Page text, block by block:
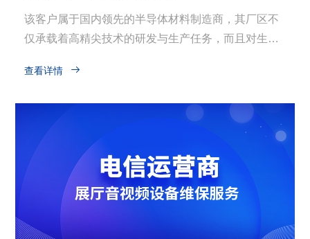
该客户属于国内领先的半导体材料制造商，其厂区不
仅承载着高精尖技术的研发与生产任务，而且对生产
直接关系到产品质量与生产效率。随着公司规模的扩
无法满足对全厂区无死角监控的需求，迫切需要进行
监控系统的全面升级与改造。
查看详情 